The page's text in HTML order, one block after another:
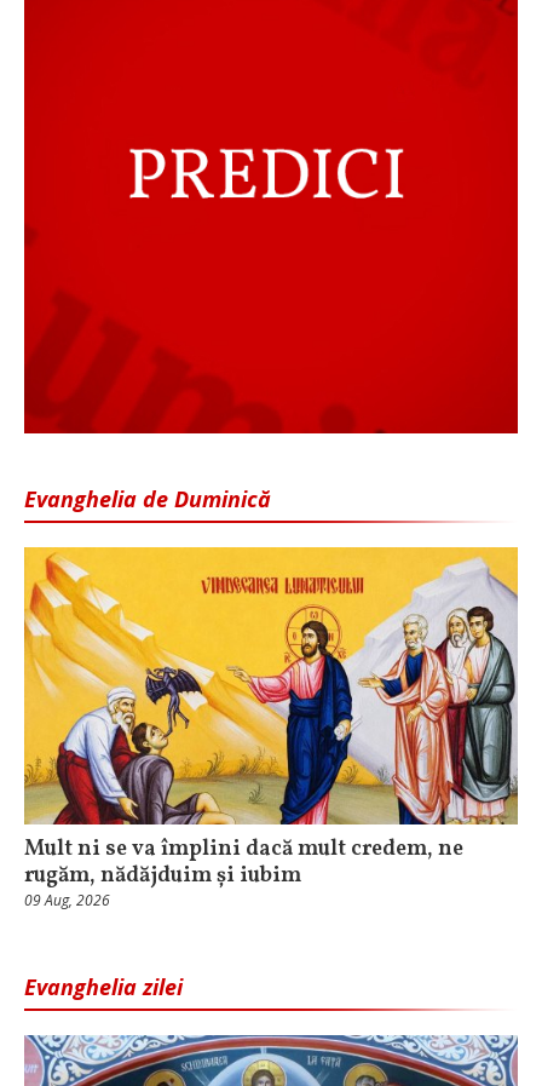
Evanghelia de Duminică
Mult ni se va împlini dacă mult credem, ne
rugăm, nădăjduim și iubim
09 Aug, 2026
Evanghelia zilei